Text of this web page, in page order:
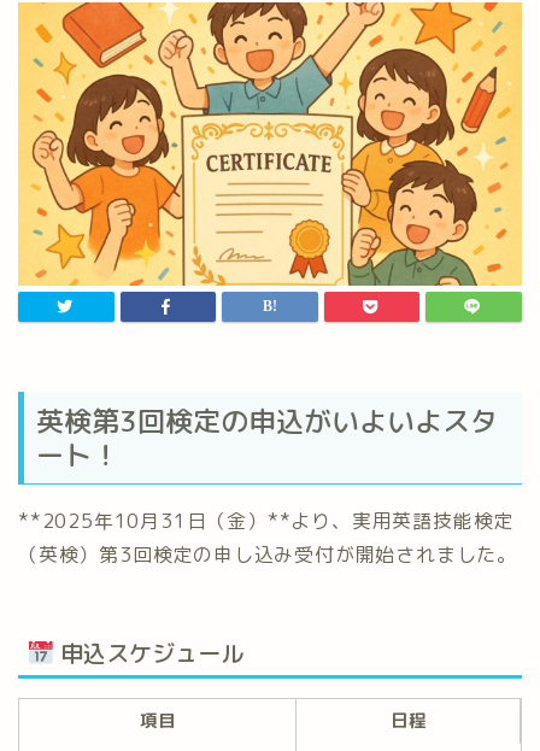
英検第3回検定の申込がいよいよスタ
ート！
**2025年10月31日（金）**より、実用英語技能検定
（英検）第3回検定の申し込み受付が開始されました。
申込スケジュール
項目 日程